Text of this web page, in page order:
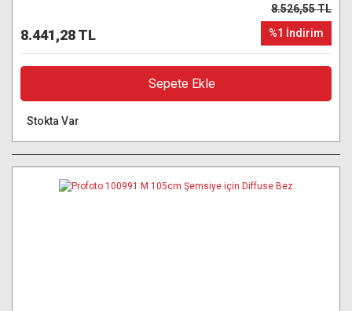
8.441,28 TL
8.526,55 TL
%1 İndirim
Sepete Ekle
Stokta Var